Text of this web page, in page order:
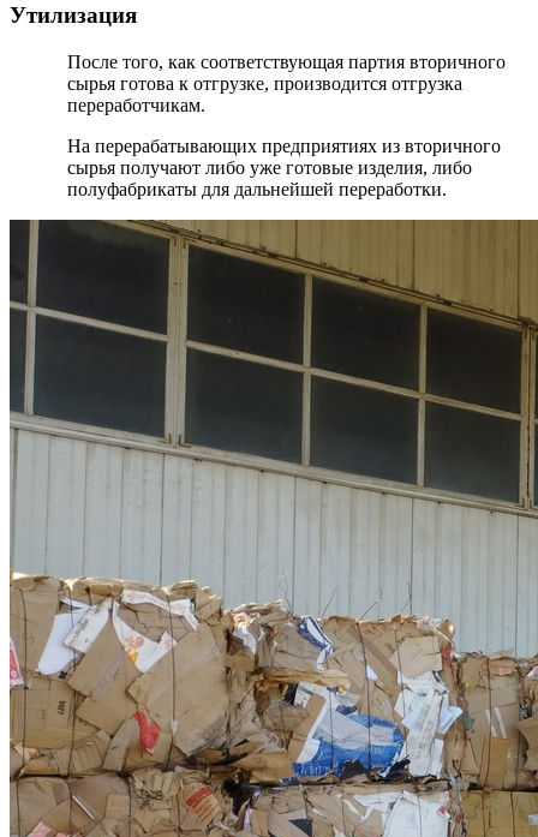
Утилизация
После того, как соответствующая партия вторичного
сырья готова к отгрузке, производится отгрузка
переработчикам.
На перерабатывающих предприятиях из вторичного
сырья получают либо уже готовые изделия, либо
полуфабрикаты для дальнейшей переработки.